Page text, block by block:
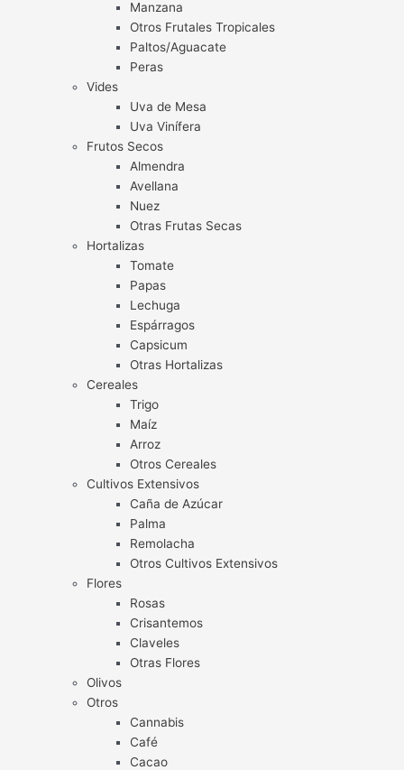
Manzana
Otros Frutales Tropicales
Paltos/Aguacate
Peras
Vides
Uva de Mesa
Uva Vinífera
Frutos Secos
Almendra
Avellana
Nuez
Otras Frutas Secas
Hortalizas
Tomate
Papas
Lechuga
Espárragos
Capsicum
Otras Hortalizas
Cereales
Trigo
Maíz
Arroz
Otros Cereales
Cultivos Extensivos
Caña de Azúcar
Palma
Remolacha
Otros Cultivos Extensivos
Flores
Rosas
Crisantemos
Claveles
Otras Flores
Olivos
Otros
Cannabis
Café
Cacao